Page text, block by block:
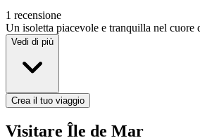
1 recensione
Un isoletta piacevole e tranquilla nel cuore
Vedi di più
Crea il tuo viaggio
Visitare Île de Mar